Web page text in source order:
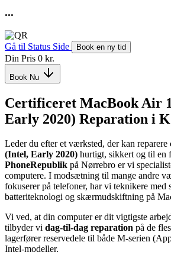
...
Gå til Status Side Book en ny tid
Din Pris 0 kr.
Book Nu
Certificeret MacBook Air
Early 2020) Reparation i
Leder du efter et værksted, der kan reparere
(Intel, Early 2020) hurtigt, sikkert og til en
PhoneRepublik på Nørrebro er vi
computere. I modsætning til mange andre
fokuserer på telefoner, har vi teknikere med
batteriteknologi og skærmudskiftning på
Vi ved, at din computer er dit vigtigste
tilbyder vi dag-til-dag reparation på de
lagerfører reservedele til både M-serien
Intel-modeller.